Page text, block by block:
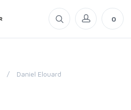
0
/ Daniel Elouard